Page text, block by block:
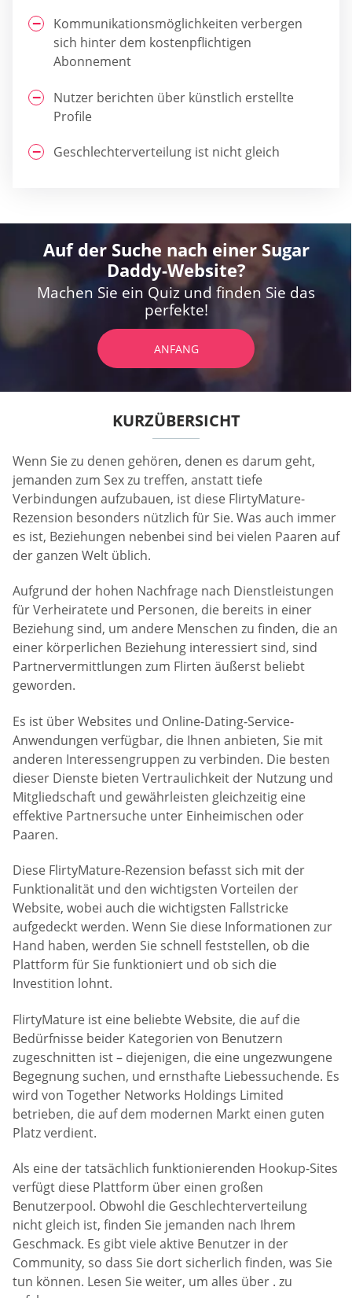
Kommunikationsmöglichkeiten verbergen
sich hinter dem kostenpflichtigen
Abonnement
Nutzer berichten über künstlich erstellte
Profile
Geschlechterverteilung ist nicht gleich
Auf der Suche nach einer Sugar
Daddy-Website?
Machen Sie ein Quiz und finden Sie das
perfekte!
ANFANG
KURZÜBERSICHT
Wenn Sie zu denen gehören, denen es darum geht,
jemanden zum Sex zu treffen, anstatt tiefe
Verbindungen aufzubauen, ist diese FlirtyMature-
Rezension besonders nützlich für Sie. Was auch immer
es ist, Beziehungen nebenbei sind bei vielen Paaren auf
der ganzen Welt üblich.
Aufgrund der hohen Nachfrage nach Dienstleistungen
für Verheiratete und Personen, die bereits in einer
Beziehung sind, um andere Menschen zu finden, die an
einer körperlichen Beziehung interessiert sind, sind
Partnervermittlungen zum Flirten äußerst beliebt
geworden.
Es ist über Websites und Online-Dating-Service-
Anwendungen verfügbar, die Ihnen anbieten, Sie mit
anderen Interessengruppen zu verbinden. Die besten
dieser Dienste bieten Vertraulichkeit der Nutzung und
Mitgliedschaft und gewährleisten gleichzeitig eine
effektive Partnersuche unter Einheimischen oder
Paaren.
Diese FlirtyMature-Rezension befasst sich mit der
Funktionalität und den wichtigsten Vorteilen der
Website, wobei auch die wichtigsten Fallstricke
aufgedeckt werden. Wenn Sie diese Informationen zur
Hand haben, werden Sie schnell feststellen, ob die
Plattform für Sie funktioniert und ob sich die
Investition lohnt.
FlirtyMature ist eine beliebte Website, die auf die
Bedürfnisse beider Kategorien von Benutzern
zugeschnitten ist – diejenigen, die eine ungezwungene
Begegnung suchen, und ernsthafte Liebessuchende. Es
wird von Together Networks Holdings Limited
betrieben, die auf dem modernen Markt einen guten
Platz verdient.
Als eine der tatsächlich funktionierenden Hookup-Sites
verfügt diese Plattform über einen großen
Benutzerpool. Obwohl die Geschlechterverteilung
nicht gleich ist, finden Sie jemanden nach Ihrem
Geschmack. Es gibt viele aktive Benutzer in der
Community, so dass Sie dort sicherlich finden, was Sie
tun können. Lesen Sie weiter, um alles über . zu